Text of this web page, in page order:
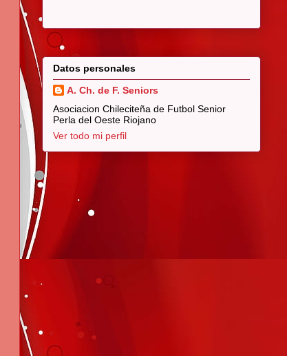
Datos personales
A. Ch. de F. Seniors
Asociacion Chileciteña de Futbol Senior
Perla del Oeste Riojano
Ver todo mi perfil